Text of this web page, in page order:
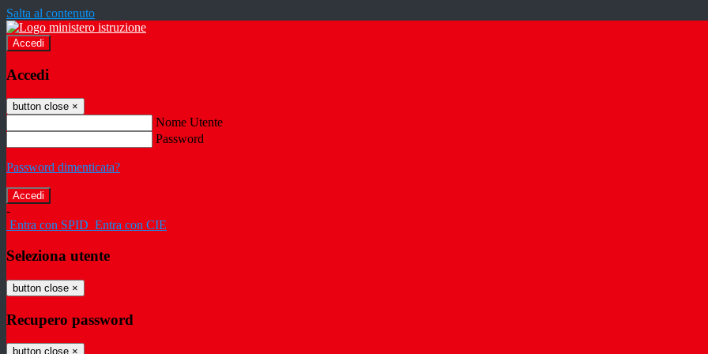
Salta al contenuto
Accedi
Accedi
button close ×
Nome Utente
Password
Password dimenticata?
-
Entra con SPID Entra con CIE
Seleziona utente
button close ×
Recupero password
button close ×